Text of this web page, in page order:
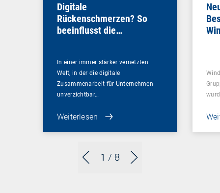
1 / 8
Digitale
Rückenschmerzen? So
beeinflusst die
In einer immer stärker vernetzten
Welt, in der die digitale
Zusammenarbeit für Unternehmen
unverzichtbar…
Weiterlesen